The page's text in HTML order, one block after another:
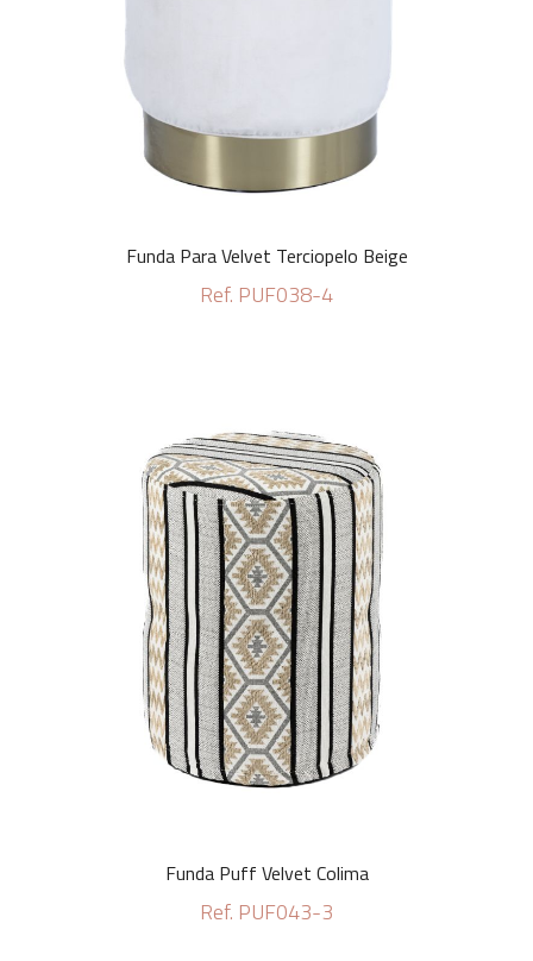
Funda Para Velvet Terciopelo Beige
Ref. PUF038-4
Funda Puff Velvet Colima
Ref. PUF043-3